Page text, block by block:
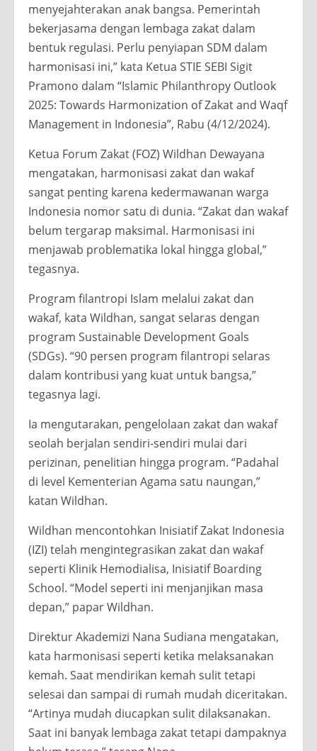
menyejahterakan anak bangsa. Pemerintah
bekerjasama dengan lembaga zakat dalam
bentuk regulasi. Perlu penyiapan SDM dalam
harmonisasi ini,” kata Ketua STIE SEBI Sigit
Pramono dalam “Islamic Philanthropy Outlook
2025: Towards Harmonization of Zakat and Waqf
Management in Indonesia”, Rabu (4/12/2024).
Ketua Forum Zakat (FOZ) Wildhan Dewayana
mengatakan, harmonisasi zakat dan wakaf
sangat penting karena kedermawanan warga
Indonesia nomor satu di dunia. “Zakat dan wakaf
belum tergarap maksimal. Harmonisasi ini
menjawab problematika lokal hingga global,”
tegasnya.
Program filantropi Islam melalui zakat dan
wakaf, kata Wildhan, sangat selaras dengan
program Sustainable Development Goals
(SDGs). “90 persen program filantropi selaras
dalam kontribusi yang kuat untuk bangsa,”
tegasnya lagi.
Ia mengutarakan, pengelolaan zakat dan wakaf
seolah berjalan sendiri-sendiri mulai dari
perizinan, penelitian hingga program. “Padahal
di level Kementerian Agama satu naungan,”
katan Wildhan.
Wildhan mencontohkan Inisiatif Zakat Indonesia
(IZI) telah mengintegrasikan zakat dan wakaf
seperti Klinik Hemodialisa, Inisiatif Boarding
School. “Model seperti ini menjanjikan masa
depan,” papar Wildhan.
Direktur Akademizi Nana Sudiana mengatakan,
kata harmonisasi seperti ketika melaksanakan
kemah. Saat mendirikan kemah sulit tetapi
selesai dan sampai di rumah mudah diceritakan.
“Artinya mudah diucapkan sulit dilaksanakan.
Saat ini banyak lembaga zakat tetapi dampaknya